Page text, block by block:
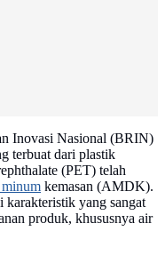
Inovasi Nasional (BRIN)
terbuat dari plastik
(PET) telah
kemasan (AMDK).
yang sangat
produk, khususnya air